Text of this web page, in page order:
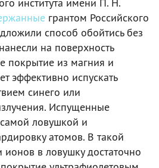
грантом Российского
способ обойтись без
на поверхность
покрытие из магния и
эффективно испускать
синего или
Испущенные
ловушкой и
атомов. В такой
ионов в ловушку достаточно